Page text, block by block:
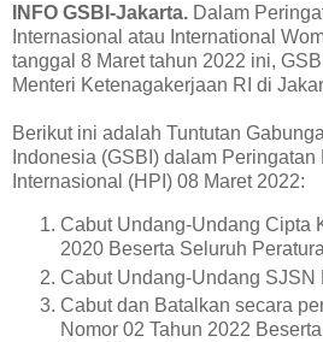
INFO GSBI-Jakarta. Dalam
Internasional atau International
tanggal 8 Maret tahun 2022 ini,
Menteri Ketenagakerjaan RI di
Berikut ini adalah Tuntutan
Indonesia (GSBI) dalam
Internasional (HPI) 08 Maret 2022:
Cabut Undang-Undang Cipta
2020 Beserta Seluruh
Cabut Undang-Undang SJSN
Cabut dan Batalkan secara
Nomor 02 Tahun 2022